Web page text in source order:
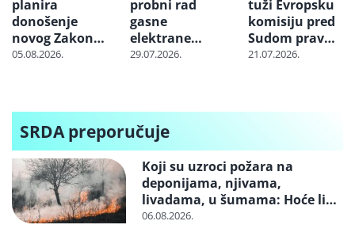
planira
donošenje
novog Zakona
o klimatskim
05.08.2026.
probni rad
gasne
elektrane
“Banatsko
29.07.2026.
tuži Evropsku
komisiju pred
Sudom pravde
EU zbog
21.07.2026.
SRDA preporučuje
Koji su uzroci požara na
deponijama, njivama,
livadama, u šumama: Hoće li
neko konačno biti kažnjen
06.08.2026.